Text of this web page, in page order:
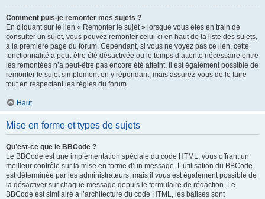
Comment puis-je remonter mes sujets ?
En cliquant sur le lien « Remonter le sujet » lorsque vous êtes en train de
consulter un sujet, vous pouvez remonter celui-ci en haut de la liste des sujets,
à la première page du forum. Cependant, si vous ne voyez pas ce lien, cette
fonctionnalité a peut-être été désactivée ou le temps d’attente nécessaire entre
les remontées n’a peut-être pas encore été atteint. Il est également possible de
remonter le sujet simplement en y répondant, mais assurez-vous de le faire
tout en respectant les règles du forum.
Haut
Mise en forme et types de sujets
Qu’est-ce que le BBCode ?
Le BBCode est une implémentation spéciale du code HTML, vous offrant un
meilleur contrôle sur la mise en forme d’un message. L’utilisation du BBCode
est déterminée par les administrateurs, mais il vous est également possible de
la désactiver sur chaque message depuis le formulaire de rédaction. Le
BBCode est similaire à l’architecture du code HTML, les balises sont